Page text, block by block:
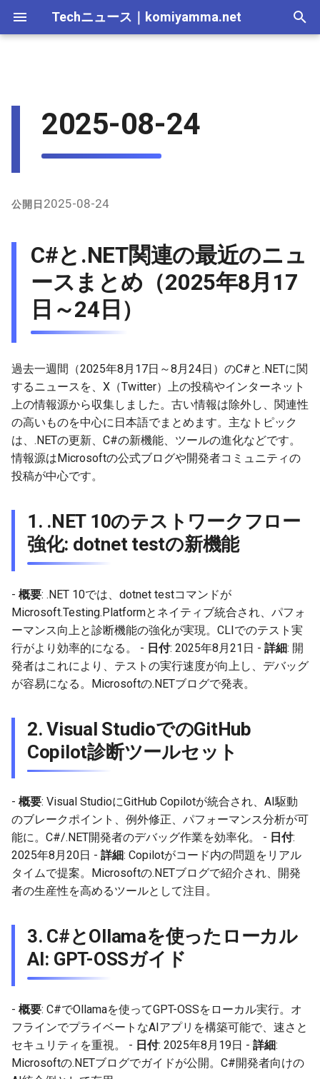
Techニュース komiyamma.net
a
l
e
a
c
h
2026-07-04
2026-05-30
2026-05-10
2026-05-03
2026-04-26
2026-04-12
2026-04-05
2026-03-29
2026-03-22
2026-03-15
2026-03-08
2026-03-01
2026-02-22
2026-02-15
2026-02-08
2026-02-01
2026-01-18
2026-01-04
MS・Windows｜2025年 2025-12-21
2025-11-23
2025-11-02
2025-10-26
2025-10-19
2025-10-05
2025-09-28
2025-09-21
2025-09-14
2025-09-07
2025-08-31
2025-08-24
2025-08-17
2025-08-10
2025-08-03
2026-07-04
2026-06-06
2026-05-15
2026-05-08
2026-05-01
2026-04-23
2026-04-17
2026-04-13
2026-07-04
2026-06-13
2026-05-30
2026-05-23
2026-05-17
2026-05-10
2026-05-03
2026-04-26
2026-04-19
2026-04-12
2026-04-05
2026-03-29
2026-03-22
2026-03-15
2026-03-08
2026-03-01
2026-02-22
2026-02-15
2026-02-08
2026-02-01
2026-01-25
2026-01-18
2026-01-04
ースまとめ（2025年8月17日
～24日）
能
Copilot診断ツールセット
3. C#とOllamaを使ったロー
カルAI: GPT-OSSガイド
5. C# 14の新機能: Spanの暗
黙変換
6. C# 14の今後: .NET Rocks
ポッドキャスト
7. .NET 8.0と9.0の8月更新
8. C#の誤解を解く: 現代
の.NETの進化
2026-07-05
2026-06-07
2026-05-17
2026-05-10
2026-05-03
2026-04-19
2026-04-12
2026-04-05
2026-03-29
2026-03-22
2026-03-15
2026-03-08
2026-03-01
2026-02-22
2026-02-15
2026-02-08
2026-01-25
2026-01-11
2026-01-04
Cloudサービス｜2025年 2025-12-21
2025-11-23
2025-11-02
2025-10-26
2025-10-19
2025-10-05
2025-09-28
2025-09-21
2025-09-19
2025-09-18
2026-07-05
2026-06-07
2026-05-17
2026-05-10
2026-05-03
2026-04-19
2026-04-12
2026-04-05
2026-03-29
2026-03-22
2026-03-15
2026-03-08
2026-03-01
2026-02-22
2026-02-15
2026-02-08
2026-01-25
2026-01-11
2026-01-04
React・JS・TS｜2025年 2025-12-21
2025-11-23
2025-11-02
2025-10-26
2025-10-19
2025-10-05
2025-09-28
2025-09-21
2025-09-14
2025-09-07
2025-08-31
2025-08-24
2025-08-17
2025-08-10
2025-08-03
2025-07-16
2026-07-05
2026-06-07
2026-05-17
2026-05-10
2026-05-03
2026-04-19
2026-04-12
2026-04-05
2026-03-29
2026-03-22
2026-03-15
2026-03-08
2026-03-01
2026-02-22
2026-02-15
2026-02-08
2026-01-25
2026-01-11
2026-01-04
Web技術｜2025年 2025-12-21
2025-11-23
2025-11-02
2025-10-26
2025-10-19
2025-10-05
2025-09-28
2025-09-21
2025-09-14
2025-09-07
2025-08-31
2025-08-24
2025-08-17
2025-08-10
2025-08-03
2025-07-17
2026-07-05
2026-06-07
2026-05-17
2026-05-10
2026-05-03
2026-04-19
2026-04-12
2026-04-05
2026-03-29
2026-03-22
2026-03-15
2026-03-08
2026-03-01
2026-02-22
2026-02-15
2026-02-08
2026-01-25
2026-01-11
2026-01-04
2025-12-21
2025-11-23
2025-11-02
2025-10-26
2025-10-19
2025-10-05
2025-08-24
公開日 2025-08-24
C#と.NET関連の最近のニュ
ースまとめ（2025年8月17
日～24日）
過去一週間（2025年8月17日～8月24日）のC#と.NETに関
するニュースを、X（Twitter）上の投稿やインターネット
上の情報源から収集しました。古い情報は除外し、関連性
の高いものを中心に日本語でまとめます。主なトピック
は、.NETの更新、C#の新機能、ツールの進化などです。
情報源はMicrosoftの公式ブログや開発者コミュニティの
投稿が中心です。
1. .NET 10のテストワークフロー
強化: dotnet testの新機能
- 概要: .NET 10では、dotnet testコマンドが
Microsoft.Testing.Platformとネイティブ統合され、パフォ
ーマンス向上と診断機能の強化が実現。CLIでのテスト実
行がより効率的になる。 - 日付: 2025年8月21日 - 詳細: 開
発者はこれにより、テストの実行速度が向上し、デバッグ
が容易になる。Microsoftの.NETブログで発表。
2.Visual StudioでのGitHub
Copilot診断ツールセット
- 概要: Visual StudioにGitHub Copilotが統合され、AI駆動
のブレークポイント、例外修正、パフォーマンス分析が可
能に。C#/.NET開発者のデバッグ作業を効率化。 - 日付:
2025年8月20日 - 詳細: Copilotがコード内の問題をリアル
タイムで提案。Microsoftの.NETブログで紹介され、開発
者の生産性を高めるツールとして注目。
3. C#とOllamaを使ったローカル
AI: GPT-OSSガイド
- 概要: C#でOllamaを使ってGPT-OSSをローカル実行。オ
フラインでプライベートなAIアプリを構築可能で、速さと
セキュリティを重視。 - 日付: 2025年8月19日 - 詳細:
Microsoftの.NETブログでガイドが公開。C#開発者向けの